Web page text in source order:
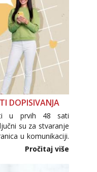
DOPISIVANJA
u prvih 48 sati
su za stvaranje
u komunikaciji.
osobnih ili intimnih
nije zaslužila to
Pročitaj više